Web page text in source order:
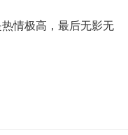
情极高，最后无影无